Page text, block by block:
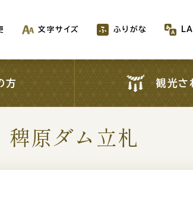
文字サイズ ふりがな
文字サイズ ふりがな
新着情報一覧
方 観光さ
稗原ダム立札